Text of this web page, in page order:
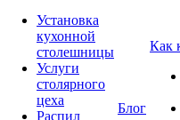
Установка
кухонной
столешницы
Услуги
столярного
цеха
Распил
Блог
Как